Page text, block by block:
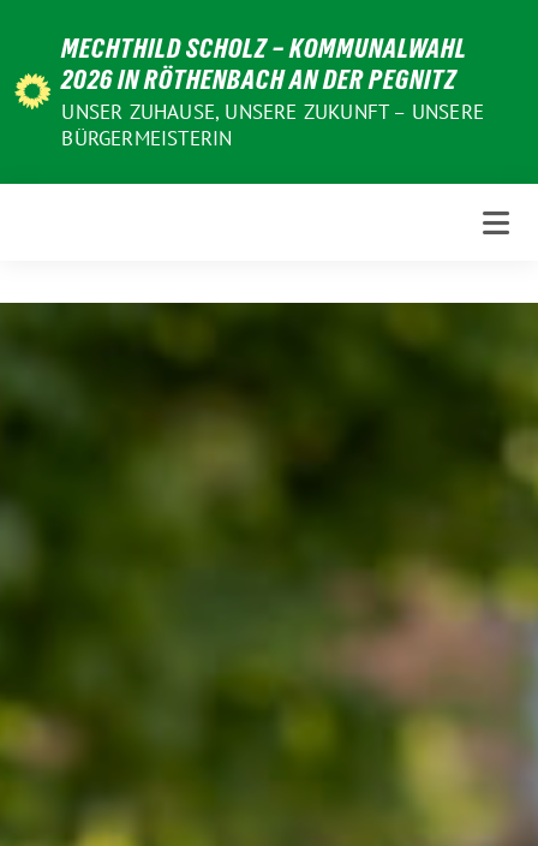
Inhalt
MECHTHILD SCHOLZ – KOMMUNALWAHL
2026 IN RÖTHENBACH AN DER PEGNITZ
UNSER ZUHAUSE, UNSERE ZUKUNFT – UNSERE
BÜRGERMEISTERIN